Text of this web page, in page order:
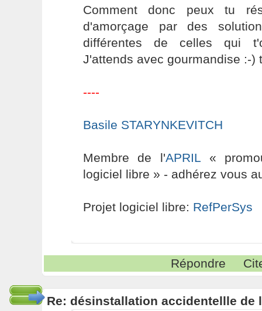
Comment donc peux tu
d'amorçage par des
différentes de celles qui
J'attends avec gourmandise :-)
----
Basile STARYNKEVITCH
Membre de l'APRIL «
logiciel libre » - adhérez vous
Projet logiciel libre: RefPerSys
Répondre
Re: désinstallation accidentellle de